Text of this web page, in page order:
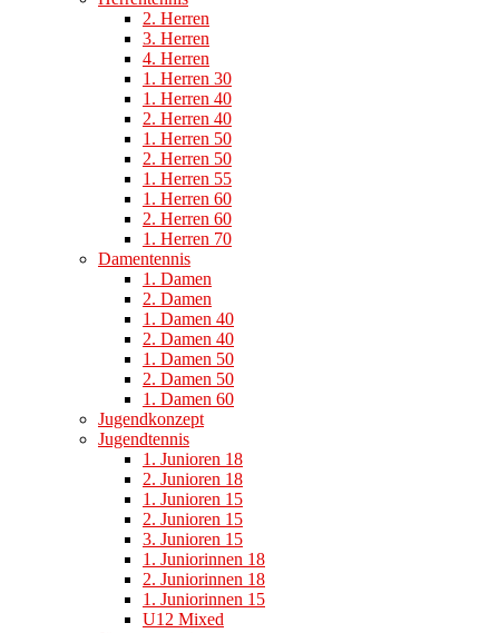
2. Herren
3. Herren
4. Herren
1. Herren 30
1. Herren 40
2. Herren 40
1. Herren 50
2. Herren 50
1. Herren 55
1. Herren 60
2. Herren 60
1. Herren 70
Damentennis
1. Damen
2. Damen
1. Damen 40
2. Damen 40
1. Damen 50
2. Damen 50
1. Damen 60
Jugendkonzept
Jugendtennis
1. Junioren 18
2. Junioren 18
1. Junioren 15
2. Junioren 15
3. Junioren 15
1. Juniorinnen 18
2. Juniorinnen 18
1. Juniorinnen 15
U12 Mixed